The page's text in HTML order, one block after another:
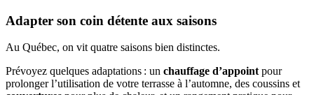
Adapter son coin détente aux saisons
Au Québec, on vit quatre saisons bien distinctes.
Prévoyez quelques adaptations : un chauffage d’appoint pour
prolonger l’utilisation de votre terrasse à l’automne, des coussins et